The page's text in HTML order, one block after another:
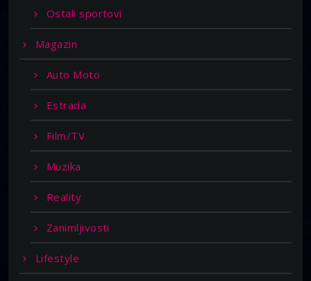
Ostali sportovi
Magazin
Auto Moto
Estrada
Film/TV
Muzika
Reality
Zanimljivosti
Lifestyle